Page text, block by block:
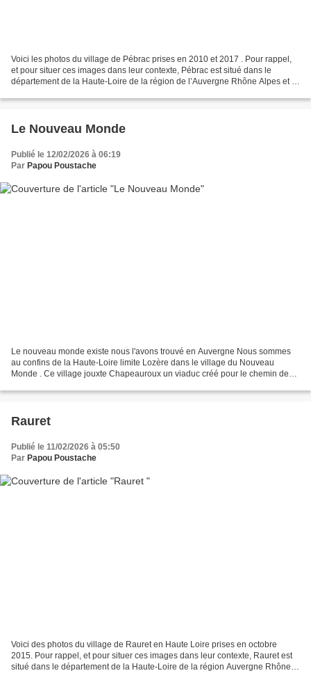
Voici les photos du village de Pébrac prises en 2010 et 2017 . Pour rappel,
et pour situer ces images dans leur contexte, Pébrac est situé dans le
département de la Haute-Loire de la région de l’Auvergne Rhône Alpes et a
Le Nouveau Monde
Publié le 12/02/2026 à 06:19
Par Papou Poustache
Le nouveau monde existe nous l'avons trouvé en Auvergne Nous sommes
au confins de la Haute-Loire limite Lozère dans le village du Nouveau
Monde . Ce village jouxte Chapeauroux un viaduc créé pour le chemin de
Rauret
Publié le 11/02/2026 à 05:50
Par Papou Poustache
Voici des photos du village de Rauret en Haute Loire prises en octobre
2015. Pour rappel, et pour situer ces images dans leur contexte, Rauret est
situé dans le département de la Haute-Loire de la région Auvergne Rhône